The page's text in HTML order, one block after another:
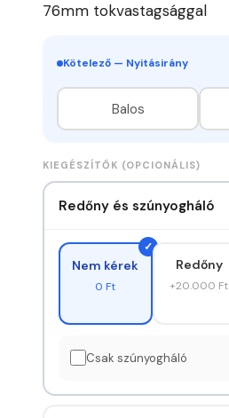
76mm tokvastagsággal
Kötelező — Nyitásirány
Balos
KIEGÉSZÍTŐK (OPCIONÁLIS)
Redőny és szúnyogháló
Nem kérek
0 Ft
Redőny
+20.000 Ft
Csak szúnyogháló